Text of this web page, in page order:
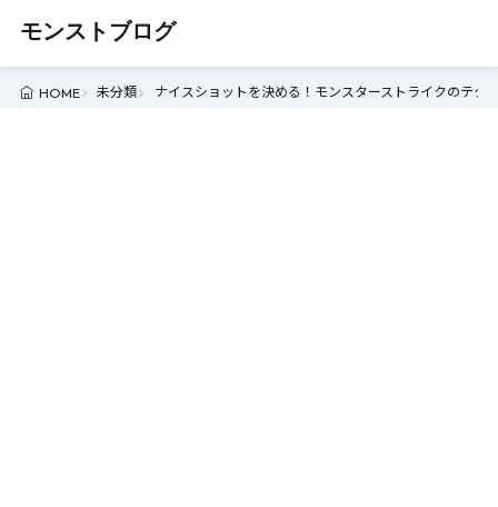
モンストブログ
HOME 未分類 ナイスショットを決める！モンスターストライクのテク